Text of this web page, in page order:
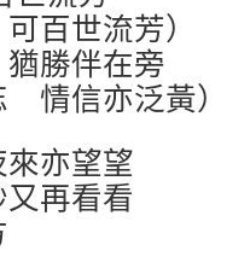
百世流芳）
勝伴在旁
情信亦泛黃）
亦望望
再看看